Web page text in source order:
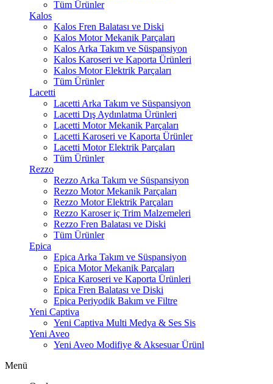
Tüm Ürünler
Kalos
Kalos Fren Balatası ve Diski
Kalos Motor Mekanik Parçaları
Kalos Arka Takım ve Süspansiyon
Kalos Karoseri ve Kaporta Ürünleri
Kalos Motor Elektrik Parçaları
Tüm Ürünler
Lacetti
Lacetti Arka Takım ve Süspansiyon
Lacetti Dış Aydınlatma Ürünleri
Lacetti Motor Mekanik Parçaları
Lacetti Karoseri ve Kaporta Ürünler
Lacetti Motor Elektrik Parçaları
Tüm Ürünler
Rezzo
Rezzo Arka Takım ve Süspansiyon
Rezzo Motor Mekanik Parçaları
Rezzo Motor Elektrik Parçaları
Rezzo Karoser iç Trim Malzemeleri
Rezzo Fren Balatası ve Diski
Tüm Ürünler
Epica
Epica Arka Takım ve Süspansiyon
Epica Motor Mekanik Parçaları
Epica Karoseri ve Kaporta Ürünleri
Epica Fren Balatası ve Diski
Epica Periyodik Bakım ve Filtre
Yeni Captiva
Yeni Captiva Multi Medya & Ses Sis
Yeni Aveo
Yeni Aveo Modifiye & Aksesuar Ürünl
Menü